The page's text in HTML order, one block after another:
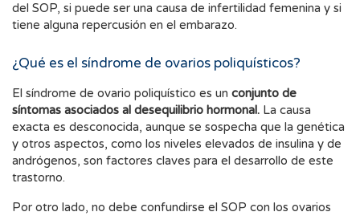
del SOP, si puede ser una causa de infertilidad femenina y si
tiene alguna repercusión en el embarazo.
¿Qué es el síndrome de ovarios poliquísticos?
El síndrome de ovario poliquístico es un conjunto de
síntomas asociados al desequilibrio hormonal. La causa
exacta es desconocida, aunque se sospecha que la genética
y otros aspectos, como los niveles elevados de insulina y de
andrógenos, son factores claves para el desarrollo de este
trastorno.
Por otro lado, no debe confundirse el SOP con los ovarios